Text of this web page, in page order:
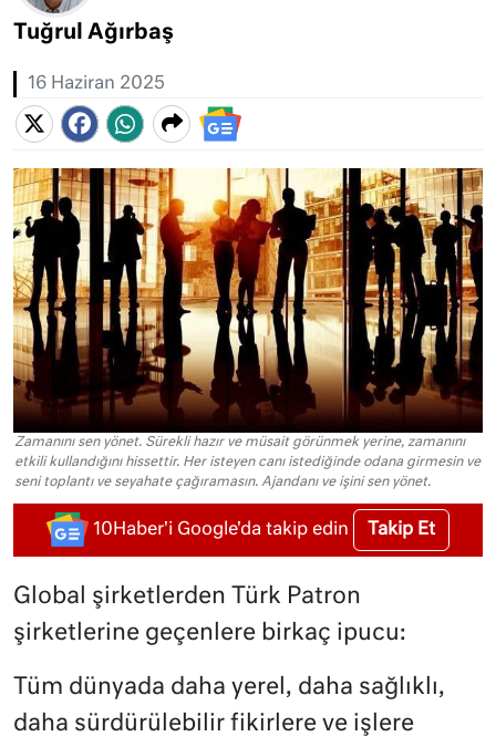
Tuğrul Ağırbaş
16 Haziran 2025
Zamanını sen yönet. Sürekli hazır ve müsait görünmek yerine, zamanını
etkili kullandığını hissettir. Her isteyen canı istediğinde odana girmesin ve
seni toplantı ve seyahate çağıramasın. Ajandanı ve işini sen yönet.
10Haber'i Google'da takip edin Takip Et
Global şirketlerden Türk Patron
şirketlerine geçenlere birkaç ipucu:
Tüm dünyada daha yerel, daha sağlıklı,
daha sürdürülebilir fikirlere ve işlere